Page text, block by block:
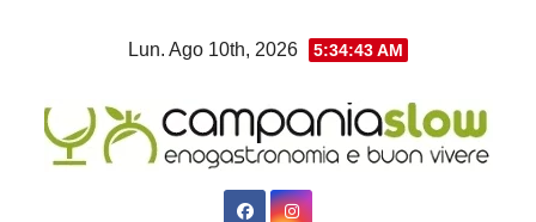
Lun. Ago 10th, 2026 5:34:44 AM